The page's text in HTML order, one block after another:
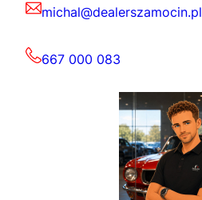
michal@dealerszamocin.pl
667 000 083